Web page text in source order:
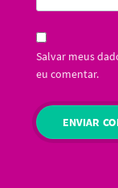
Salvar meus
eu comentar.